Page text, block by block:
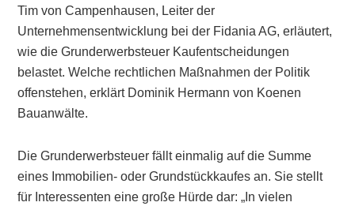
Tim von Campenhausen, Leiter der
Unternehmensentwicklung bei der Fidania AG, erläutert,
wie die Grunderwerbsteuer Kaufentscheidungen
belastet. Welche rechtlichen Maßnahmen der Politik
offenstehen, erklärt Dominik Hermann von Koenen
Bauanwälte.
Die Grunderwerbsteuer fällt einmalig auf die Summe
eines Immobilien- oder Grundstückkaufes an. Sie stellt
für Interessenten eine große Hürde dar: „In vielen